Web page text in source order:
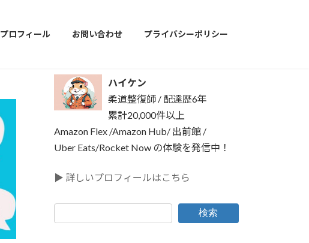
プロフィール お問い合わせ プライバシーポリシー
ハイケン
柔道整復師 / 配達歴6年
累計20,000件以上
Amazon Flex /Amazon Hub/ 出前館 /
Uber Eats/Rocket Now の体験を発信中！
▶ 詳しいプロフィールはこちら
検索